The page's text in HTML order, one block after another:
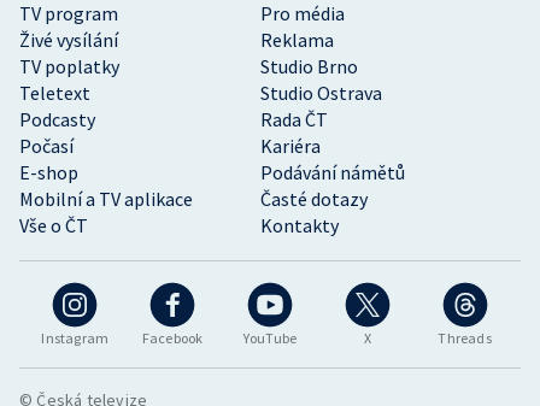
Instagram Facebook YouTube X Threads
TV program
Pro média
Živé vysílání
Reklama
TV poplatky
Studio Brno
Teletext
Studio Ostrava
Podcasty
Rada ČT
Počasí
Kariéra
E-shop
Podávání námětů
Mobilní a TV aplikace
Časté dotazy
Vše o ČT
Kontakty
© Česká televize